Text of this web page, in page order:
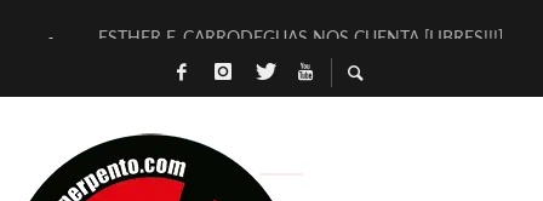
ESTHER F. CARRODEGUAS NOS CUENTA [LIBRES!!!]
[TERRA DE GUAPES] DE SANDRA MONFORT
TIMBRE 4, LA ESCUELA DEL DIRECTOR TEATRAL CLAUDIO